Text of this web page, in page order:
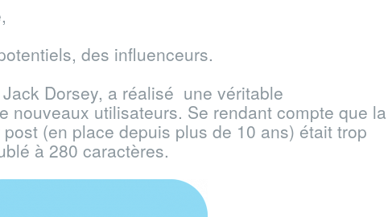
des influenceurs.
Dorsey, a réalisé une véritable
nouveaux utilisateurs. Se rendant compte que la
(en place depuis plus de 10 ans) était trop
à 280 caractères.